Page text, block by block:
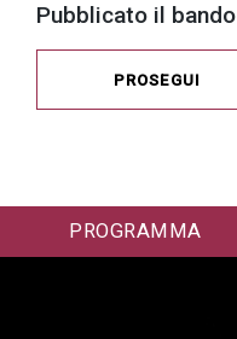
Pubblicato il bando
PROSEGUI
PROGRAMMA